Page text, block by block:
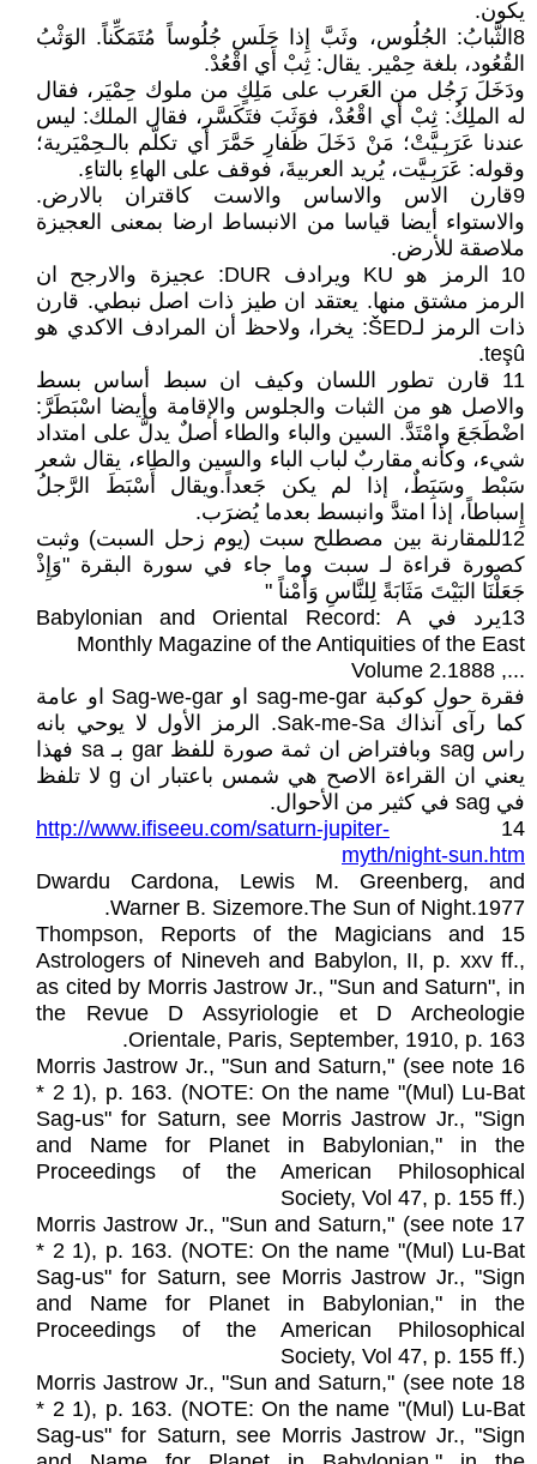
يكون.
8الثَّبابُ: الجُلُوس، وثَبَّ إِذا جَلَس جُلُوساً مُتَمَكِّناً. الوَثْبُ
القُعُود، بلغة حِمْير. يقال: ثِبْ أَي اقْعُدْ.
ودَخَلَ رَجُل من العَرب على مَلِكٍ من ملوك حِمْيَر، فقال
له الملِكُ: ثِبْ أَي اقْعُدْ، فوَثَبَ فتَكَسَّر، فقال الملك: ليس
عندنا عَرَبِـيَّتْ؛ مَنْ دَخَلَ ظَفارِ حَمَّرَ أَي تكلَّم بالـحِمْيَرية؛
وقوله: عَرَبِـيَّت، يُريد العربيةَ، فوقف على الهاءِ بالتاءِ.
9قارن الاس والاساس والاست كاقتران بالارض.
والاستواء أيضا قياسا من الانبساط ارضا بمعنى العجيزة
ملاصقة للأرض.
10 الرمز هو KU ويرادف DUR: عجيزة والارجح ان
الرمز مشتق منها. يعتقد ان طيز ذات اصل نبطي. قارن
ذات الرمز لـŠED: يخرا، ولاحظ أن المرادف الاكدي هو
teşû.
11 قارن تطور اللسان وكيف ان سبط أساس بسط
والاصل هو من الثبات والجلوس والإقامة وأيضا اسْبَطَرَّ:
اضْطَجَعَ وامْتَدَّ. السين والباء والطاء أصلٌ يدلُّ على امتداد
شيء، وكأنه مقاربٌ لباب الباء والسين والطاء، يقال شعر
سَبْط وسَبَِطٌ، إذا لم يكن جَعداً.ويقال أَسْبَطَ الرَّجلُ
إِسباطاً، إذا امتدَّ وانبسط بعدما يُضرَب.
12للمقارنة بين مصطلح سبت (يوم زحل السبت) وثبت
كصورة قراءة لـ سبت وما جاء في سورة البقرة "وَإِذْ
جَعَلْنَا البَيْتَ مَثَابَةً لِلنَّاسِ وَأَمْناً "
13يرد في Babylonian and Oriental Record: A
Monthly Magazine of the Antiquities of the East
..., Volume 2.1888
فقرة حول كوكبة sag-me-gar او Sag-we-gar او عامة
كما رآى آنذاك Sak-me-Sa. الرمز الأول لا يوحي بانه
راس sag وبافتراض ان ثمة صورة للفظ gar بـ sa فهذا
يعني ان القراءة الاصح هي شمس باعتبار ان g لا تلفظ
في sag في كثير من الأحوال.
14
http://www.ifiseeu.com/saturn-jupiter-
myth/night-sun.htm
Dwardu Cardona, Lewis M. Greenberg, and
Warner B. Sizemore.The Sun of Night.1977.
15 Thompson, Reports of the Magicians and
Astrologers of Nineveh and Babylon, II, p. xxv ff.,
as cited by Morris Jastrow Jr., "Sun and Saturn", in
the Revue D Assyriologie et D Archeologie
Orientale, Paris, September, 1910, p. 163.
16 Morris Jastrow Jr., "Sun and Saturn," (see note
* 2 1), p. 163. (NOTE: On the name "(Mul) Lu-Bat
Sag-us" for Saturn, see Morris Jastrow Jr., "Sign
and Name for Planet in Babylonian," in the
Proceedings of the American Philosophical
Society, Vol 47, p. 155 ff.)
17 Morris Jastrow Jr., "Sun and Saturn," (see note
* 2 1), p. 163. (NOTE: On the name "(Mul) Lu-Bat
Sag-us" for Saturn, see Morris Jastrow Jr., "Sign
and Name for Planet in Babylonian," in the
Proceedings of the American Philosophical
Society, Vol 47, p. 155 ff.)
18 Morris Jastrow Jr., "Sun and Saturn," (see note
* 2 1), p. 163. (NOTE: On the name "(Mul) Lu-Bat
Sag-us" for Saturn, see Morris Jastrow Jr., "Sign